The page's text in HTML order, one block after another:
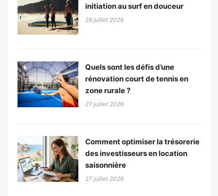
initiation au surf en douceur
28 juillet 2026
Quels sont les défis d’une
rénovation court de tennis en
zone rurale ?
27 juillet 2026
Comment optimiser la trésorerie
des investisseurs en location
saisonnière
27 juillet 2026